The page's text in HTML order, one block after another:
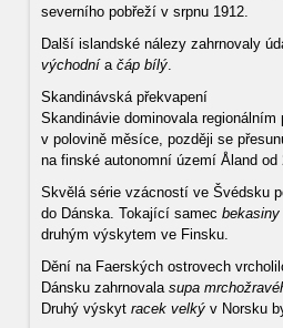
severního pobřeží v srpnu 1912.
Další islandské nálezy zahrnovaly
východnía čáp bílý.
Skandinávská překvapení
Skandinávie dominovala
v polovině měsíce, později se
na finské autonomní území Åland
Skvělá série vzácností ve Švédsku
do Dánska. Tokající samec
druhým výskytem ve Finsku.
Dění na Faerských ostrovech
Dánsku zahrnovala supa
Druhý výskyt racek velký v Norsku